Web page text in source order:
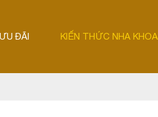
ƯU ĐÃI KIẾN THỨC NHA KHOA